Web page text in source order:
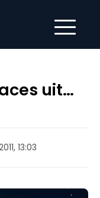
uit…
13:03